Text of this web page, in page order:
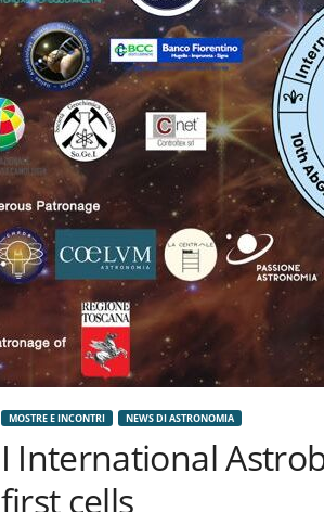
o
m
a
MOSTRE E INCONTRI NEWS DI ASTRONOMIA
I International
first cells